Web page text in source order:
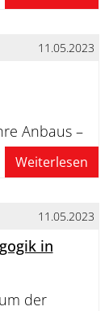
11.05.2023
Anbaus –
Weiterlesen
11.05.2023
in
der